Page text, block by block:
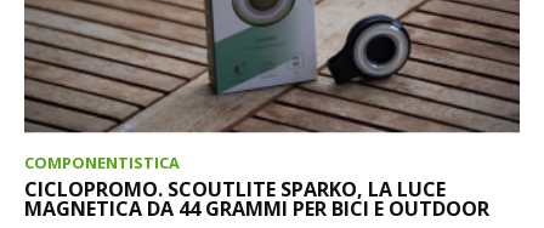
COMPONENTISTICA
CICLOPROMO. SCOUTLITE SPARKO, LA LUCE
MAGNETICA DA 44 GRAMMI PER BICI E OUTDOOR